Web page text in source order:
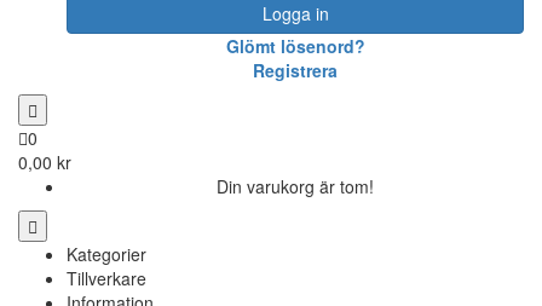
Logga in
Glömt lösenord?
Registrera
0
0,00 kr
Din varukorg är tom!
Kategorier
Tillverkare